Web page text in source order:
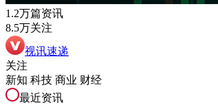
1.2万篇资讯
8.5万关注
视讯速递
关注
新知 科技 商业 财经
最近资讯